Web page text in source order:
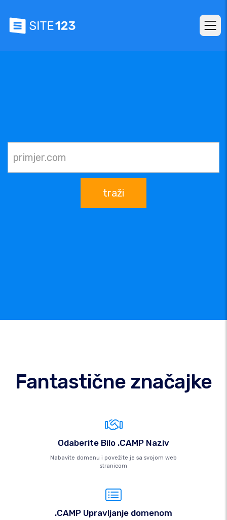
traži
Fantastične značajke
Odaberite Bilo .CAMP Naziv
Nabavite domenu i povežite je sa svojom web
stranicom
.CAMP Upravljanje domenom